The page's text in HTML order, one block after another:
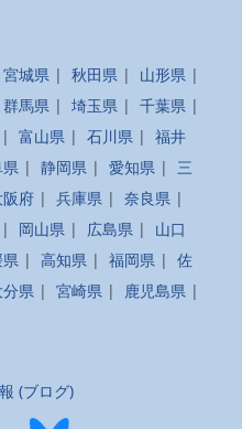
宮城県 | 秋田県 | 山形県 |
群馬県 | 埼玉県 | 千葉県 |
| 富山県 | 石川県 | 福井
| 静岡県 | 愛知県 | 三
阪府 | 兵庫県 | 奈良県 |
| 岡山県 | 広島県 | 山口
| 高知県 | 福岡県 | 佐
分県 | 宮崎県 | 鹿児島県 |
(ブログ)